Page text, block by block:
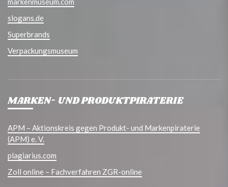
slogans.de
Superbrands
Verpackungsmuseum
MARKEN- UND PRODUKTPIRATERIE
APM – Aktionskreis gegen Produkt- und Markenpiraterie
(APM) e. V.
plagiarius.com
Zoll online – Fachverfahren ZGR-online